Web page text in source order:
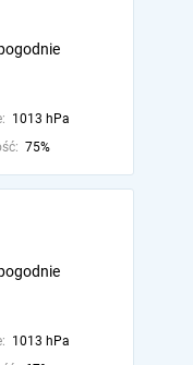
1013 hPa
75%
1013 hPa